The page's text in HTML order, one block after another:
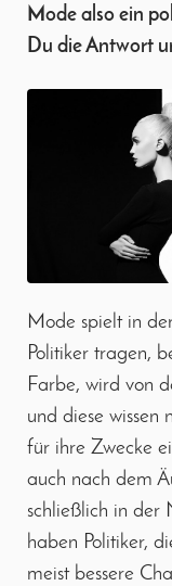
Mode also ein
Du die Antwort
Mode spielt in
Politiker tragen,
Farbe, wird von
und diese
für ihre Zwecke
auch nach dem
schließlich in der
haben Politiker,
meist bessere